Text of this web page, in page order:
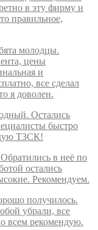
в эту фирму и
правильное,
молодцы.
цены
и
все сделал
я доволен.
Остались
быстро
ТЗСК!
в неё по
остались
Рекомендуем.
получилось.
убрали, все
всем рекомендую.